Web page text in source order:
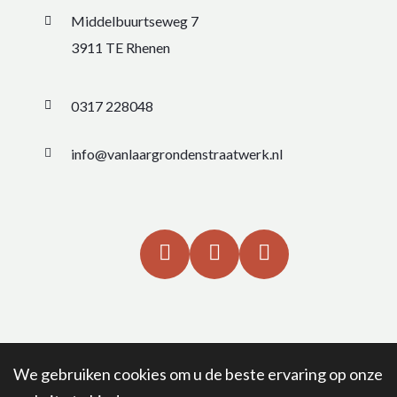
Middelbuurtseweg 7
3911 TE Rhenen
0317 228048
info@vanlaargrondenstraatwerk.nl
We gebruiken cookies om u de beste ervaring op onze